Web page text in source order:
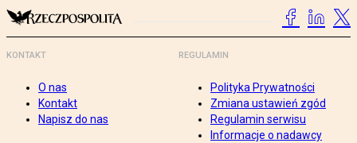
KONTAKT
O nas
Kontakt
Napisz do nas
REGULAMIN
Polityka Prywatności
Zmiana ustawień zgód
Regulamin serwisu
Informacje o nadawcy